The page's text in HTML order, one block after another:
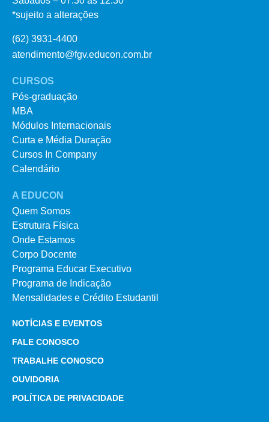
*sujeito a alterações
(62) 3931-4400
atendimento@fgv.educon.com.br
CURSOS
Pós-graduação
MBA
Módulos Internacionais
Curta e Média Duração
Cursos In Company
Calendário
A EDUCON
Quem Somos
Estrutura Física
Onde Estamos
Corpo Docente
Programa Educar Executivo
Programa de Indicação
Mensalidades e Crédito Estudantil
NOTÍCIAS E EVENTOS
FALE CONOSCO
TRABALHE CONOSCO
OUVIDORIA
POLÍTICA DE PRIVACIDADE